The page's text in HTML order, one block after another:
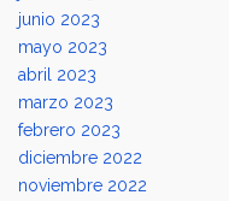
junio 2023
mayo 2023
abril 2023
marzo 2023
febrero 2023
diciembre 2022
noviembre 2022